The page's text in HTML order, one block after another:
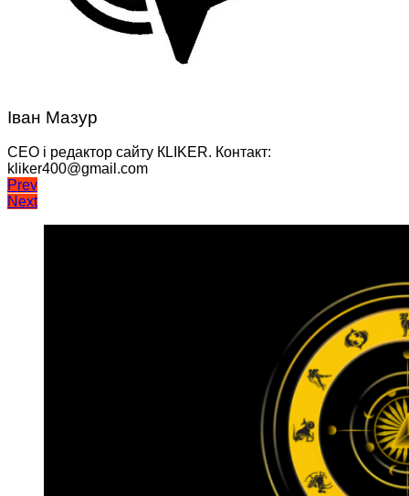
Іван Мазур
CEO і редактор сайту КLIKER. Контакт:
kliker400@gmail.com
Навігація
записів
Prev
Next